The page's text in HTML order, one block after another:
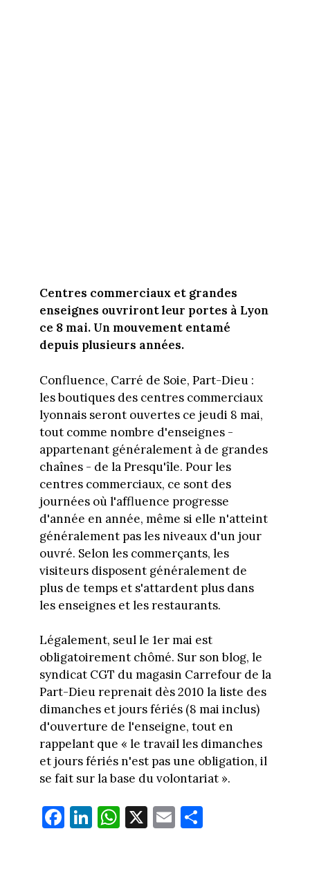
Centres commerciaux et grandes
enseignes ouvriront leur portes à Lyon
ce 8 mai. Un mouvement entamé
depuis plusieurs années.
Confluence, Carré de Soie, Part-Dieu :
les boutiques des centres commerciaux
lyonnais seront ouvertes ce jeudi 8 mai,
tout comme nombre d'enseignes -
appartenant généralement à de grandes
chaînes - de la Presqu'île. Pour les
centres commerciaux, ce sont des
journées où l'affluence progresse
d'année en année, même si elle n'atteint
généralement pas les niveaux d'un jour
ouvré. Selon les commerçants, les
visiteurs disposent généralement de
plus de temps et s'attardent plus dans
les enseignes et les restaurants.
Légalement, seul le 1er mai est
obligatoirement chômé. Sur son blog, le
syndicat CGT du magasin Carrefour de la
Part-Dieu reprenait dès 2010 la liste des
dimanches et jours fériés (8 mai inclus)
d'ouverture de l'enseigne, tout en
rappelant que « le travail les dimanches
et jours fériés n'est pas une obligation, il
se fait sur la base du volontariat ».
Fa
ce
Li
nk
W
ha
X E
m
Pa
rt